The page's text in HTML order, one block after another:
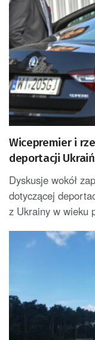
Wicepremier i rzecznik PiS o zapowiedzi
deportacji
Dyskusje wokół
dotyczącej
z Ukrainy w wieku